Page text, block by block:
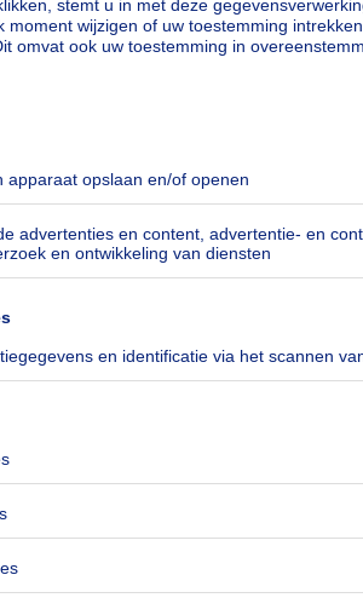
kilowattuur per vierkante meters